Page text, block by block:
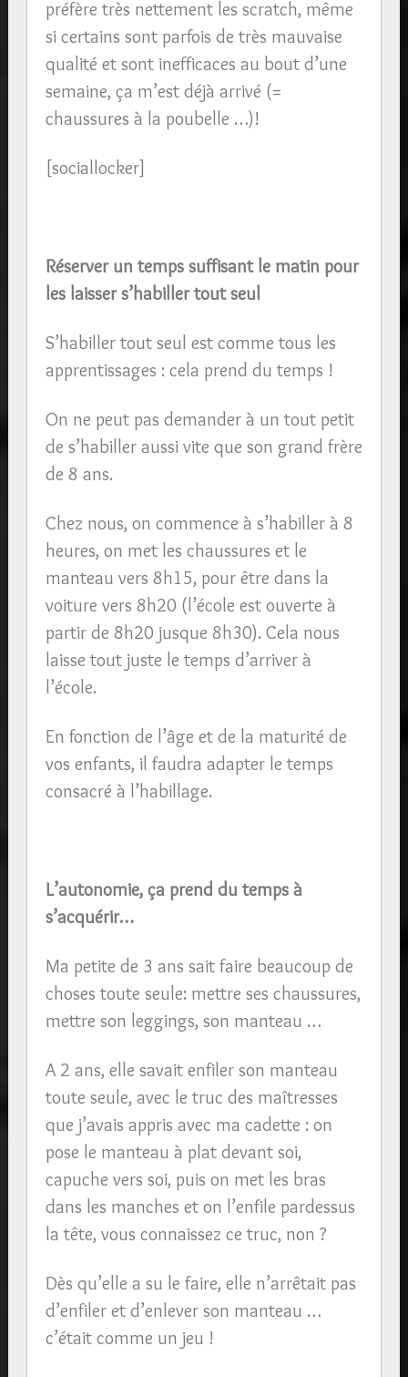
préfère très nettement les scratch, même
si certains sont parfois de très mauvaise
qualité et sont inefficaces au bout d’une
semaine, ça m’est déjà arrivé (=
chaussures à la poubelle …)!
[sociallocker]
Réserver un temps suffisant le matin pour
les laisser s’habiller tout seul
S’habiller tout seul est comme tous les
apprentissages : cela prend du temps !
On ne peut pas demander à un tout petit
de s’habiller aussi vite que son grand frère
de 8 ans.
Chez nous, on commence à s’habiller à 8
heures, on met les chaussures et le
manteau vers 8h15, pour être dans la
voiture vers 8h20 (l’école est ouverte à
partir de 8h20 jusque 8h30). Cela nous
laisse tout juste le temps d’arriver à
l’école.
En fonction de l’âge et de la maturité de
vos enfants, il faudra adapter le temps
consacré à l’habillage.
L’autonomie, ça prend du temps à
s’acquérir…
Ma petite de 3 ans sait faire beaucoup de
choses toute seule: mettre ses chaussures,
mettre son leggings, son manteau …
A 2 ans, elle savait enfiler son manteau
toute seule, avec le truc des maîtresses
que j’avais appris avec ma cadette : on
pose le manteau à plat devant soi,
capuche vers soi, puis on met les bras
dans les manches et on l’enfile pardessus
la tête, vous connaissez ce truc, non ?
Dès qu’elle a su le faire, elle n’arrêtait pas
d’enfiler et d’enlever son manteau …
c’était comme un jeu !